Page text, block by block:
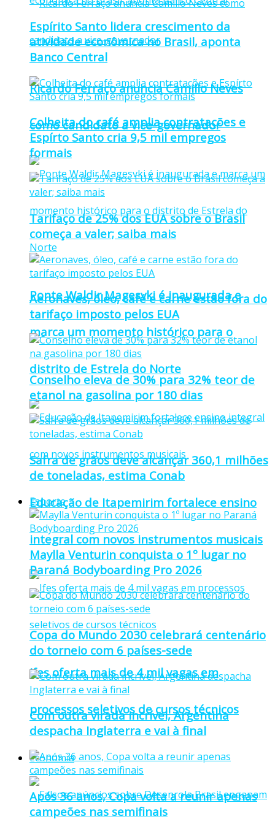
Ricardo Ferraço anuncia Camillo Neves
como candidato a vice-governador
Ponte Waldir Magesvki é inaugurada e
marca um momento histórico para o
distrito de Estrela do Norte
Educação de Itapemirim fortalece ensino
integral com novos instrumentos musicais
Ifes oferta mais de 4 mil vagas em
processos seletivos de cursos técnicos
Economia
Espírito Santo lidera crescimento da
atividade econômica no Brasil, aponta
Banco Central
Colheita do café amplia contratações e
Espírto Santo cria 9,5 mil empregos
formais
Tarifaço de 25% dos EUA sobre o Brasil
começa a valer; saiba mais
Aeronaves, óleo, café e carne estão fora do
tarifaço imposto pelos EUA
Conselho eleva de 30% para 32% teor de
etanol na gasolina por 180 dias
Safra de grãos deve alcançar 360,1 milhões
de toneladas, estima Conab
Esporte
Maylla Venturin conquista o 1º lugar no
Paraná Bodyboarding Pro 2026
Copa do Mundo 2030 celebrará centenário
do torneio com 6 países-sede
Com outra virada incrível, Argentina
despacha Inglaterra e vai à final
Após 36 anos, Copa volta a reunir apenas
campeões nas semifinais